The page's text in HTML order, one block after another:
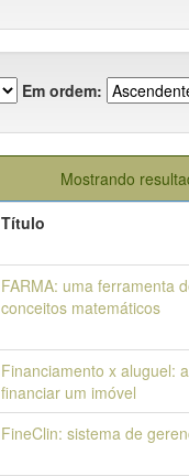
Em ordem:
Mostrando
Título
FARMA: uma ferramenta
conceitos matemáticos
Financiamento x aluguel:
financiar um imóvel
FineClin: sistema de